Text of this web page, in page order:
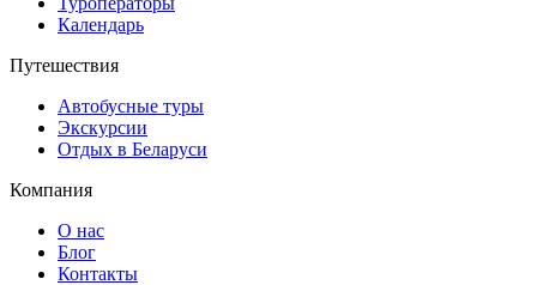
Календарь
Путешествия
Автобусные туры
Экскурсии
Отдых в Беларуси
Компания
О нас
Блог
Контакты